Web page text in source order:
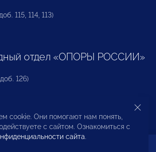
115, 114, 113)
отдел «ОПОРЫ РОССИИ»
126)
прав предпринимателей и
cookie. Они помогают нам понять,
с сайтом. Ознакомиться с
сайта.